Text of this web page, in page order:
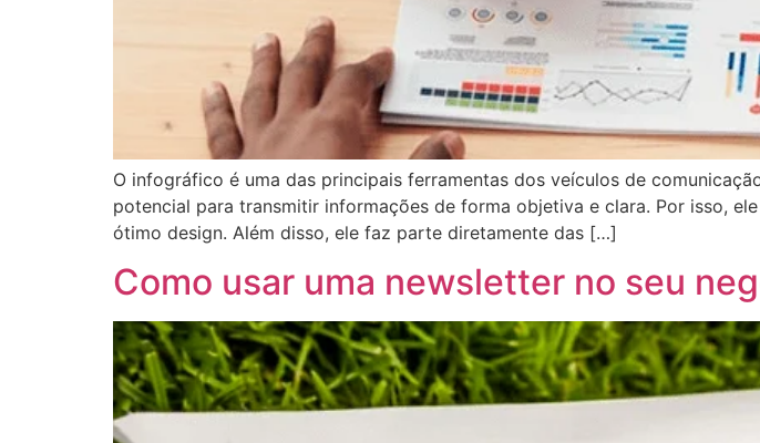
O infográfico é uma das principais ferramentas dos veículos de
potencial para transmitir informações de forma objetiva e clara. Por isso,
ótimo design. Além disso, ele faz parte diretamente das […]
Como usar uma newsletter no seu